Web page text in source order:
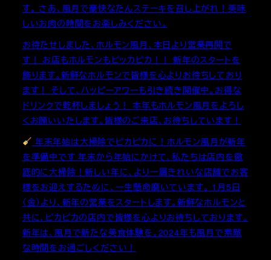
す。 さあ、風月で豪快なたんステーキを召し上がれ！美味
しいお肉の時間をお楽しみください。
お待たせしました、ホルモン風月、本日より営業再開で
す！ お店もホルモンもピッカピカ！！ 新年のスタートを
飾ります。新鮮なホルモンで皆様を心よりお待ちしており
ます！ そして、ハッピーアワーも引き続き開催中。お得な
ドリンクで乾杯しましょう！ 本年もホルモン風月をよろし
くお願いいたします。皆様のご来店、お待ちしています！
年末年始は大掃除でピカピカに！ホルモン風月が新年
を準備中です 年末から年始にかけて、私たちは店内を徹
底的に大掃除！新しい年に、より一層きれいな店舗でお客
様をお迎えするために、一生懸命磨いています。 1月5日
（金）より、新年の営業をスタートします。新鮮なホルモンと
共に、ピカピカの店内で皆様を心よりお待ちしております。
新年は、風月で新たな美食体験を。2024年も風月で素敵
な時間をお過ごしください！